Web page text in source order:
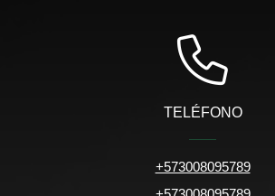
TELÉFONO
+573008095789